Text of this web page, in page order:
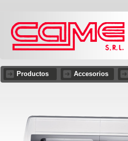
Productos Accesorios